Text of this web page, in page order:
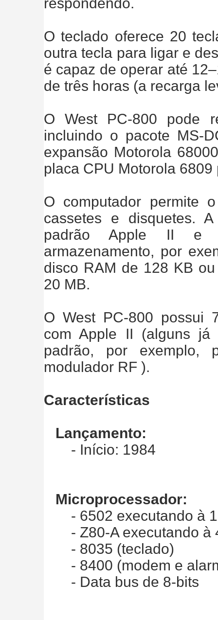
O teclado oferece 20
outra tecla para ligar e
é capaz de operar até
de três horas (a recarga
O West PC-800 pode
incluindo o pacote MS-
expansão Motorola
placa CPU Motorola
O computador permite
cassetes e disquetes.
padrão Apple II e
armazenamento, por
disco RAM de 128 KB
20 MB.
O West PC-800 possui
com Apple II (alguns já
padrão, por
modulador RF ).
Características
Lançamento:
- Início: 1984
Microprocessador:
- 6502 executando à 1
- Z80-A executando à
- 8035 (teclado)
- 8400 (modem e
- Data bus de 8-bits